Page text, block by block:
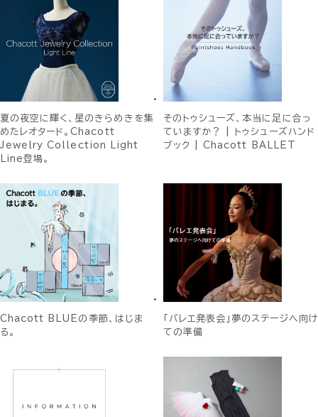
夏の夜空に輝く、星のきらめきを集
めたレオタード。Chacott
Jewelry Collection Light
Line登場。
そのトゥシューズ、本当に足に合っ
ていますか？ | トゥシューズハンド
ブック | Chacott BALLET
Chacott BLUEの季節、はじま
る。
「バレエ発表会」夢のステージへ向け
ての準備